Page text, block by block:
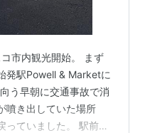
市内観光開始。 まず
発駅Powell & Marketに
う早朝に交通事故で消
噴き出していた場所
っていました。 駅前の